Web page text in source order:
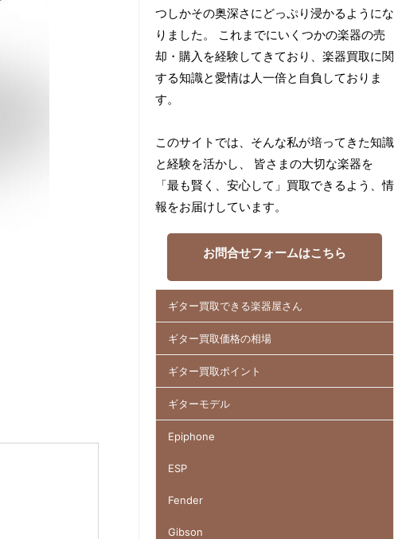
つしかその奥深さにどっぷり浸かるようにな
りました。 これまでにいくつかの楽器の売
却・購入を経験してきており、楽器買取に関
する知識と愛情は人一倍と自負しておりま
す。
このサイトでは、そんな私が培ってきた知識
と経験を活かし、 皆さまの大切な楽器を
「最も賢く、安心して」買取できるよう、情
報をお届けしています。
お問合せフォームはこちら
ギター買取できる楽器屋さん
ギター買取価格の相場
ギター買取ポイント
ギターモデル
Epiphone
ESP
Fender
Gibson